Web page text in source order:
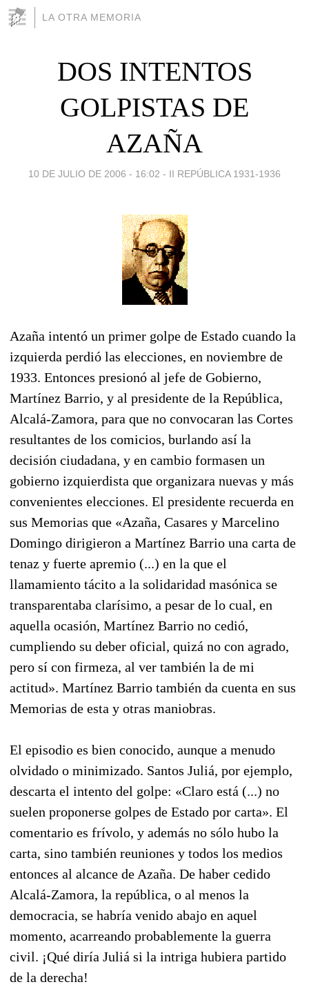
LA OTRA MEMORIA
DOS INTENTOS
GOLPISTAS DE
AZAÑA
10 DE JULIO DE 2006 - 16:02 - II REPÚBLICA 1931-1936
Azaña intentó un primer golpe de Estado cuando la
izquierda perdió las elecciones, en noviembre de
1933. Entonces presionó al jefe de Gobierno,
Martínez Barrio, y al presidente de la República,
Alcalá-Zamora, para que no convocaran las Cortes
resultantes de los comicios, burlando así la
decisión ciudadana, y en cambio formasen un
gobierno izquierdista que organizara nuevas y más
convenientes elecciones. El presidente recuerda en
sus Memorias que «Azaña, Casares y Marcelino
Domingo dirigieron a Martínez Barrio una carta de
tenaz y fuerte apremio (...) en la que el
llamamiento tácito a la solidaridad masónica se
transparentaba clarísimo, a pesar de lo cual, en
aquella ocasión, Martínez Barrio no cedió,
cumpliendo su deber oficial, quizá no con agrado,
pero sí con firmeza, al ver también la de mi
actitud». Martínez Barrio también da cuenta en sus
Memorias de esta y otras maniobras.
El episodio es bien conocido, aunque a menudo
olvidado o minimizado. Santos Juliá, por ejemplo,
descarta el intento del golpe: «Claro está (...) no
suelen proponerse golpes de Estado por carta». El
comentario es frívolo, y además no sólo hubo la
carta, sino también reuniones y todos los medios
entonces al alcance de Azaña. De haber cedido
Alcalá-Zamora, la república, o al menos la
democracia, se habría venido abajo en aquel
momento, acarreando probablemente la guerra
civil. ¡Qué diría Juliá si la intriga hubiera partido
de la derecha!